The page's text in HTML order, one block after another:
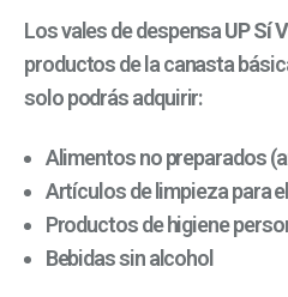
Los vales de despensaUP Sí
productos de la canasta
solo podrás adquirir:
Alimentos no preparados
Artículos de limpieza para
Productos de higiene
Bebidas sin alcohol